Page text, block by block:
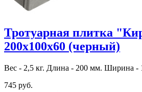
Тротуарная плитка
200х100х60 (черный)
Вес - 2,5 кг. Длина - 200 мм. Ширина -
745 руб.